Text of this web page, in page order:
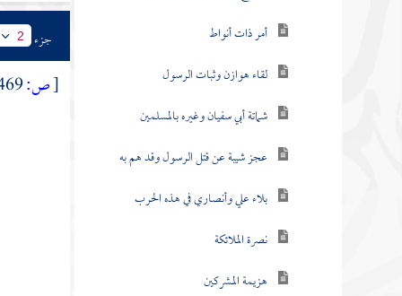
أمر ذات أنواط
لقاء هوازن وثبات الرسول
شماتة أبي سفيان وغيره بالمسلمين
عجز شيبة عن قتل الرسول وقد هم به
بلاء علي وأنصاري في هذه الحرب
نصرة الملائكة
هزيمة المشركين
جزء 2
[ص: